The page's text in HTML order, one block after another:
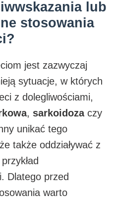
lub
stosowania
jest zazwyczaj
sytuacje, w których
z dolegliwościami,
, sarkoidozaczy
unikać tego
także oddziaływać z
Dlatego przed
warto